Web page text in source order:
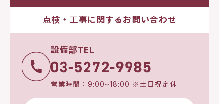
点検・工事に関するお問い合わせ
設備部TEL
営業時間：9:00~18:00 ※土日祝定休